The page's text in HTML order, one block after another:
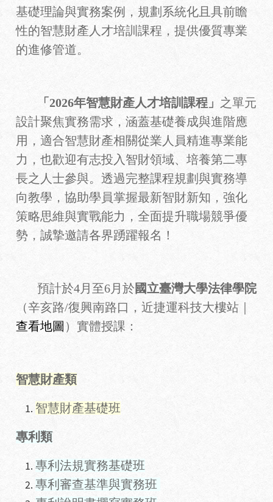
基礎理論與實務案例，規劃系統化且具前瞻
性的智慧財產人才培訓課程，提供優質專業
的進修管道。
「 2026年智慧財產人才培訓課程」 之單元
設計聚焦實務需求，涵蓋基礎養成與進階應
用，適合智慧財產相關從業人員精進專業能
力，也歡迎有志投入智財領域、培養第二專
長之人士參與。透過完整課程規劃與實務導
向教學，協助學員掌握最新智財新知，強化
策略思維與實戰能力，全面提升職場競爭優
勢，誠摯邀請各界踴躍報名！
預計於4月至6月於國立臺灣大學法律學院
（辛亥路/復興南路口，近捷運科技大樓站｜
查看地圖 ）實體授課：
智慧財產類
智慧財產基礎班
專利類
專利法規實務基礎班
專利審查基準與實務班